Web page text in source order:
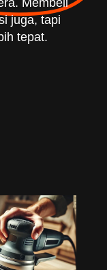
Membeli
juga, tapi
tepat.